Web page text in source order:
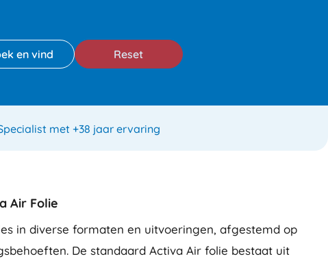
Reset
met +38 jaar ervaring
Air Folie
in diverse formaten en uitvoeringen, afgestemd op
De standaard Activa Air folie bestaat uit